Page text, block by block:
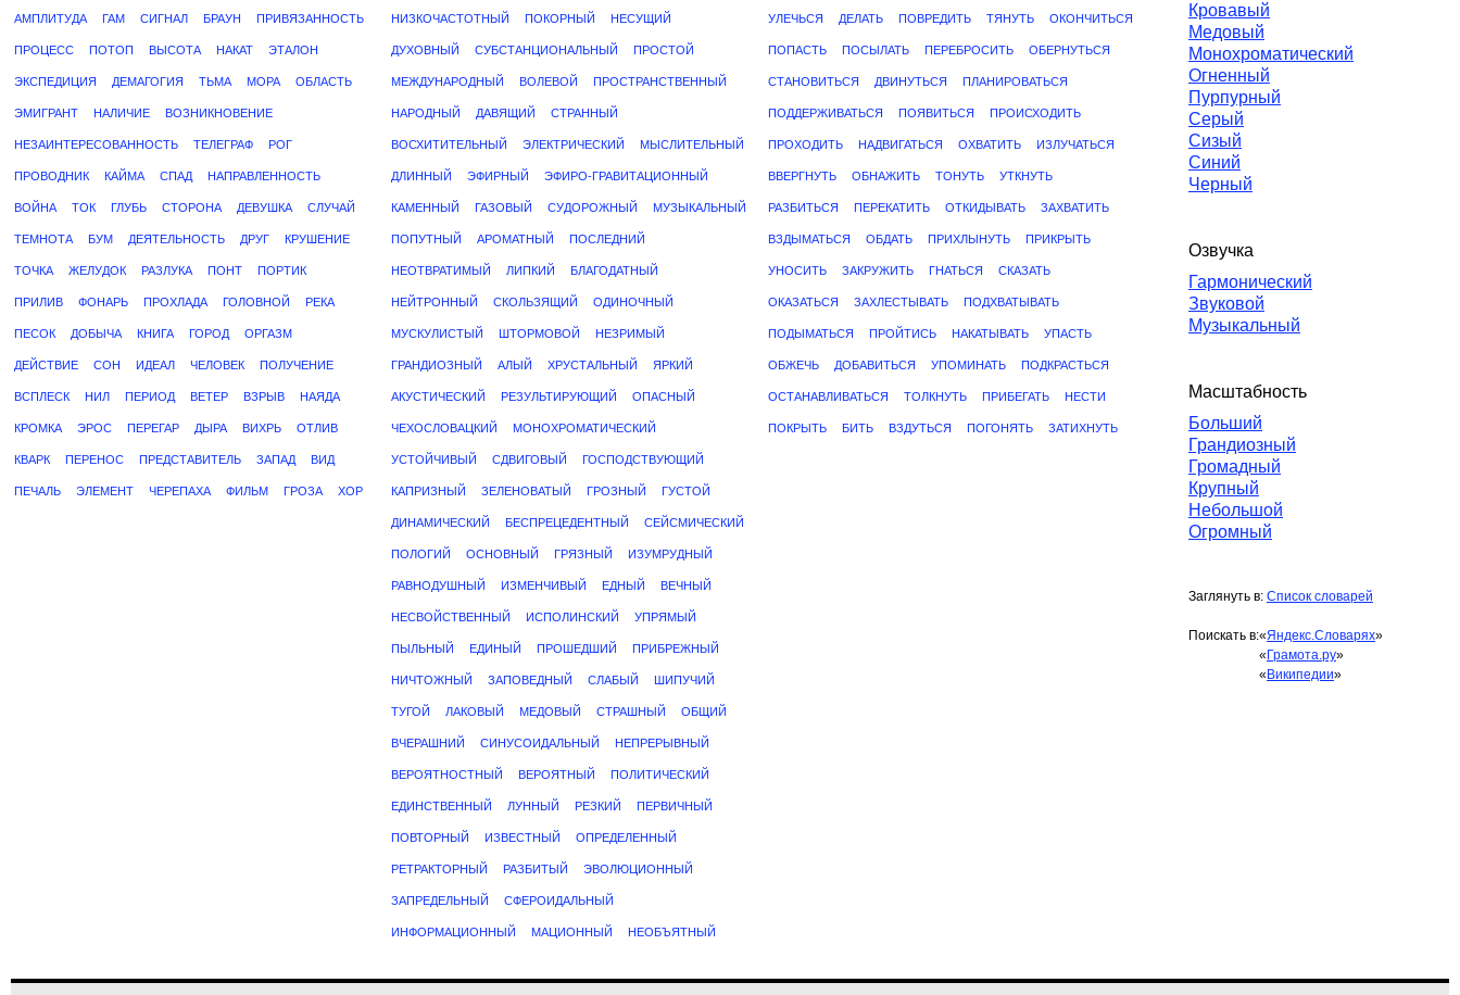
АМПЛИТУДА ГАМ СИГНАЛ БРАУН ПРИВЯЗАННОСТЬ
ПРОЦЕСС ПОТОП ВЫСОТА НАКАТ ЭТАЛОН
ЭКСПЕДИЦИЯ ДЕМАГОГИЯ ТЬМА МОРА ОБЛАСТЬ
ЭМИГРАНТ НАЛИЧИЕ ВОЗНИКНОВЕНИЕ
НЕЗАИНТЕРЕСОВАННОСТЬ ТЕЛЕГРАФ РОГ
ПРОВОДНИК КАЙМА СПАД НАПРАВЛЕННОСТЬ
ВОЙНА ТОК ГЛУБЬ СТОРОНА ДЕВУШКА СЛУЧАЙ
ТЕМНОТА БУМ ДЕЯТЕЛЬНОСТЬ ДРУГ КРУШЕНИЕ
ТОЧКА ЖЕЛУДОК РАЗЛУКА ПОНТ ПОРТИК
ПРИЛИВ ФОНАРЬ ПРОХЛАДА ГОЛОВНОЙ РЕКА
ПЕСОК ДОБЫЧА КНИГА ГОРОД ОРГАЗМ
ДЕЙСТВИЕ СОН ИДЕАЛ ЧЕЛОВЕК ПОЛУЧЕНИЕ
ВСПЛЕСК НИЛ ПЕРИОД ВЕТЕР ВЗРЫВ НАЯДА
КРОМКА ЭРОС ПЕРЕГАР ДЫРА ВИХРЬ ОТЛИВ
КВАРК ПЕРЕНОС ПРЕДСТАВИТЕЛЬ ЗАПАД ВИД
ПЕЧАЛЬ ЭЛЕМЕНТ ЧЕРЕПАХА ФИЛЬМ ГРОЗА ХОР
НИЗКОЧАСТОТНЫЙ ПОКОРНЫЙ НЕСУЩИЙ
ДУХОВНЫЙ СУБСТАНЦИОНАЛЬНЫЙ ПРОСТОЙ
МЕЖДУНАРОДНЫЙ ВОЛЕВОЙ ПРОСТРАНСТВЕННЫЙ
НАРОДНЫЙ ДАВЯЩИЙ СТРАННЫЙ
ВОСХИТИТЕЛЬНЫЙ ЭЛЕКТРИЧЕСКИЙ МЫСЛИТЕЛЬНЫЙ
ДЛИННЫЙ ЭФИРНЫЙ ЭФИРО-ГРАВИТАЦИОННЫЙ
КАМЕННЫЙ ГАЗОВЫЙ СУДОРОЖНЫЙ МУЗЫКАЛЬНЫЙ
ПОПУТНЫЙ АРОМАТНЫЙ ПОСЛЕДНИЙ
НЕОТВРАТИМЫЙ ЛИПКИЙ БЛАГОДАТНЫЙ
НЕЙТРОННЫЙ СКОЛЬЗЯЩИЙ ОДИНОЧНЫЙ
МУСКУЛИСТЫЙ ШТОРМОВОЙ НЕЗРИМЫЙ
ГРАНДИОЗНЫЙ АЛЫЙ ХРУСТАЛЬНЫЙ ЯРКИЙ
АКУСТИЧЕСКИЙ РЕЗУЛЬТИРУЮЩИЙ ОПАСНЫЙ
ЧЕХОСЛОВАЦКИЙ МОНОХРОМАТИЧЕСКИЙ
УСТОЙЧИВЫЙ СДВИГОВЫЙ ГОСПОДСТВУЮЩИЙ
КАПРИЗНЫЙ ЗЕЛЕНОВАТЫЙ ГРОЗНЫЙ ГУСТОЙ
ДИНАМИЧЕСКИЙ БЕСПРЕЦЕДЕНТНЫЙ СЕЙСМИЧЕСКИЙ
ПОЛОГИЙ ОСНОВНЫЙ ГРЯЗНЫЙ ИЗУМРУДНЫЙ
РАВНОДУШНЫЙ ИЗМЕНЧИВЫЙ ЕДНЫЙ ВЕЧНЫЙ
НЕСВОЙСТВЕННЫЙ ИСПОЛИНСКИЙ УПРЯМЫЙ
ПЫЛЬНЫЙ ЕДИНЫЙ ПРОШЕДШИЙ ПРИБРЕЖНЫЙ
НИЧТОЖНЫЙ ЗАПОВЕДНЫЙ СЛАБЫЙ ШИПУЧИЙ
ТУГОЙ ЛАКОВЫЙ МЕДОВЫЙ СТРАШНЫЙ ОБЩИЙ
ВЧЕРАШНИЙ СИНУСОИДАЛЬНЫЙ НЕПРЕРЫВНЫЙ
ВЕРОЯТНОСТНЫЙ ВЕРОЯТНЫЙ ПОЛИТИЧЕСКИЙ
ЕДИНСТВЕННЫЙ ЛУННЫЙ РЕЗКИЙ ПЕРВИЧНЫЙ
ПОВТОРНЫЙ ИЗВЕСТНЫЙ ОПРЕДЕЛЕННЫЙ
РЕТРАКТОРНЫЙ РАЗБИТЫЙ ЭВОЛЮЦИОННЫЙ
ЗАПРЕДЕЛЬНЫЙ СФЕРОИДАЛЬНЫЙ
ИНФОРМАЦИОННЫЙ МАЦИОННЫЙ НЕОБЪЯТНЫЙ
УЛЕЧЬСЯ ДЕЛАТЬ ПОВРЕДИТЬ ТЯНУТЬ ОКОНЧИТЬСЯ
ПОПАСТЬ ПОСЫЛАТЬ ПЕРЕБРОСИТЬ ОБЕРНУТЬСЯ
СТАНОВИТЬСЯ ДВИНУТЬСЯ ПЛАНИРОВАТЬСЯ
ПОДДЕРЖИВАТЬСЯ ПОЯВИТЬСЯ ПРОИСХОДИТЬ
ПРОХОДИТЬ НАДВИГАТЬСЯ ОХВАТИТЬ ИЗЛУЧАТЬСЯ
ВВЕРГНУТЬ ОБНАЖИТЬ ТОНУТЬ УТКНУТЬ
РАЗБИТЬСЯ ПЕРЕКАТИТЬ ОТКИДЫВАТЬ ЗАХВАТИТЬ
ВЗДЫМАТЬСЯ ОБДАТЬ ПРИХЛЫНУТЬ ПРИКРЫТЬ
УНОСИТЬ ЗАКРУЖИТЬ ГНАТЬСЯ СКАЗАТЬ
ОКАЗАТЬСЯ ЗАХЛЕСТЫВАТЬ ПОДХВАТЫВАТЬ
ПОДЫМАТЬСЯ ПРОЙТИСЬ НАКАТЫВАТЬ УПАСТЬ
ОБЖЕЧЬ ДОБАВИТЬСЯ УПОМИНАТЬ ПОДКРАСТЬСЯ
ОСТАНАВЛИВАТЬСЯ ТОЛКНУТЬ ПРИБЕГАТЬ НЕСТИ
ПОКРЫТЬ БИТЬ ВЗДУТЬСЯ ПОГОНЯТЬ ЗАТИХНУТЬ
Кровавый
Медовый
Монохроматический
Огненный
Пурпурный
Серый
Сизый
Синий
Черный
Озвучка
Гармонический
Звуковой
Музыкальный
Масштабность
Больший
Грандиозный
Громадный
Крупный
Небольшой
Огромный
Заглянуть в: Список словарей
Поискать в:«Яндекс.Словарях»
« Грамота.ру»
« Википедии»